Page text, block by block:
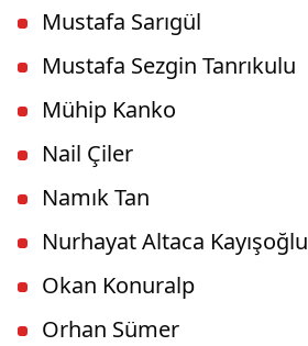
Mustafa Sarıgül
Mustafa Sezgin Tanrıkulu
Mühip Kanko
Nail Çiler
Namık Tan
Nurhayat Altaca Kayışoğlu
Okan Konuralp
Orhan Sümer